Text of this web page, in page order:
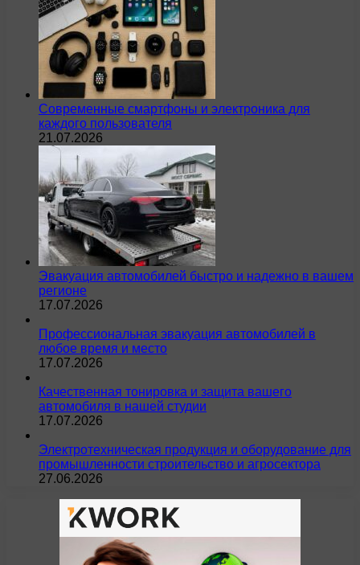
Современные смартфоны и электроника для
каждого пользователя
21.07.2026
Эвакуация автомобилей быстро и надежно в вашем
регионе
17.07.2026
Профессиональная эвакуация автомобилей в
любое время и место
17.07.2026
Качественная тонировка и защита вашего
автомобиля в нашей студии
17.07.2026
Электротехническая продукция и оборудование для
промышленности строительство и агросектора
27.06.2026